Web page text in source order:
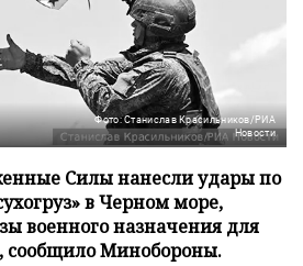
Фото: Станислав Красильников/РИА
Новости
Силы нанесли удары по
в Черном море,
военного назначения для
сообщило Минобороны.